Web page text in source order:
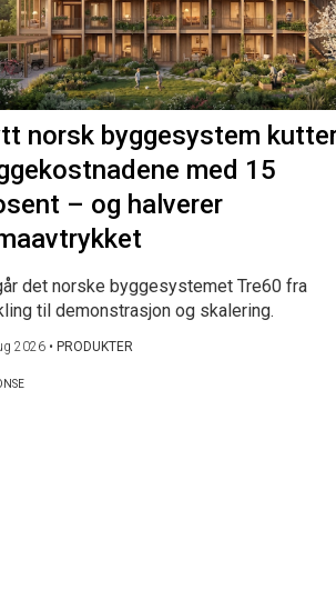
norsk byggesystem
med 15
– og halverer
det norske byggesystemet Tre60 fra
til demonstrasjon og skalering.
2026 • PRODUKTER